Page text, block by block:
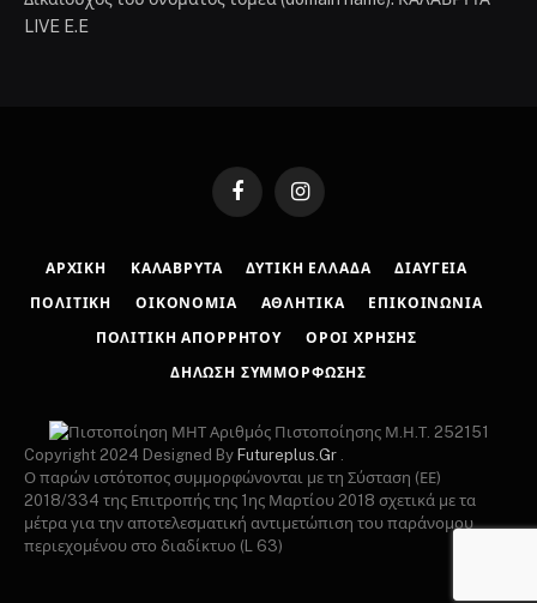
LIVE E.E
FacebookInstagram
ΑΡΧΙΚΉ ΚΑΛΆΒΡΥΤΑ ΔΥΤΙΚΉ ΕΛΛΆΔΑ ΔΙΑΎΓΕΙΑ
ΠΟΛΙΤΙΚΉ ΟΙΚΟΝΟΜΊΑ ΑΘΛΗΤΙΚΆ ΕΠΙΚΟΙΝΩΝΊΑ
ΠΟΛΙΤΙΚΉ ΑΠΟΡΡΉΤΟΥ ΌΡΟΙ ΧΡΉΣΗΣ
ΔΉΛΩΣΗ ΣΥΜΜΌΡΦΩΣΗΣ
Αριθμός Πιστοποίησης Μ.Η.Τ. 252151
Copyright 2024 Designed By Futureplus.Gr .
Ο παρών ιστότοπος συμμορφώνονται με τη Σύσταση (ΕΕ)
2018/334 της Επιτροπής της 1ης Μαρτίου 2018 σχετικά με τα
μέτρα για την αποτελεσματική αντιμετώπιση του παράνομου
περιεχομένου στο διαδίκτυο (L 63)